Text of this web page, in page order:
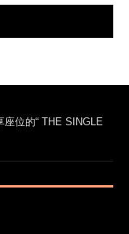
位的“ THE SINGLE